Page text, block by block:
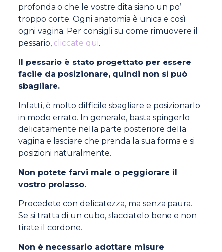
profonda o che le vostre dita siano un po’
troppo corte. Ogni anatomia è unica e così
ogni vagina. Per consigli su come rimuovere il
pessario, cliccate qui.
Il pessario è stato progettato per essere
facile da posizionare, quindi non si può
sbagliare.
Infatti, è molto difficile sbagliare e posizionarlo
in modo errato. In generale, basta spingerlo
delicatamente nella parte posteriore della
vagina e lasciare che prenda la sua forma e si
posizioni naturalmente.
Non potete farvi male o peggiorare il
vostro prolasso.
Procedete con delicatezza, ma senza paura.
Se si tratta di un cubo, slacciatelo bene e non
tirate il cordone.
Non è necessario adottare misure